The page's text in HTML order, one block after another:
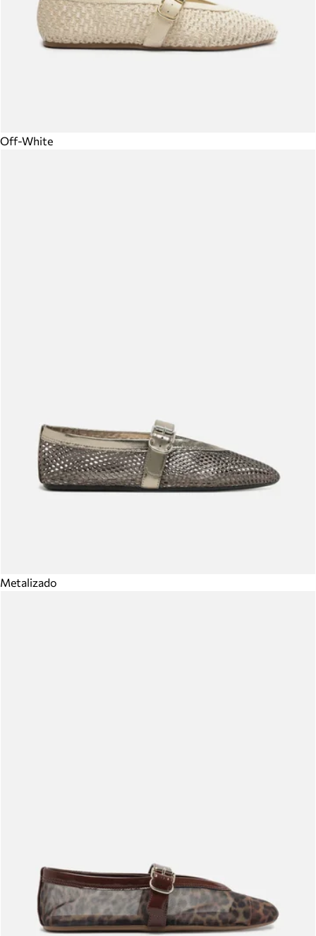
Off-White
Metalizado